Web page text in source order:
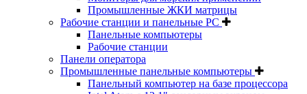
Промышленные ЖКИ матрицы
Рабочие станции и панельные РС
Панельные компьютеры
Рабочие станции
Панели оператора
Промышленные панельные компьютеры
Панельный компьютер на базе процессора